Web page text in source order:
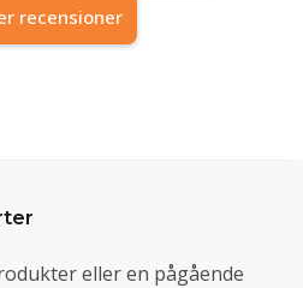
recensioner
eller en pågående